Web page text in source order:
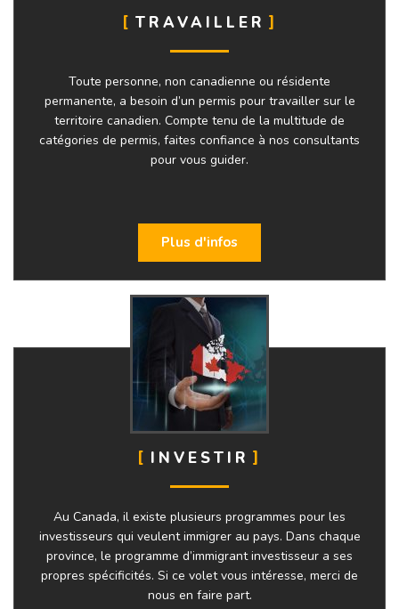
TRAVAILLER
Toute personne, non canadienne ou résidente
permanente, a besoin d’un permis pour travailler sur le
territoire canadien. Compte tenu de la multitude de
catégories de permis, faites confiance à nos consultants
pour vous guider.
Plus d'infos
INVESTIR
Au Canada, il existe plusieurs programmes pour les
investisseurs qui veulent immigrer au pays. Dans chaque
province, le programme d’immigrant investisseur a ses
propres spécificités. Si ce volet vous intéresse, merci de
nous en faire part.